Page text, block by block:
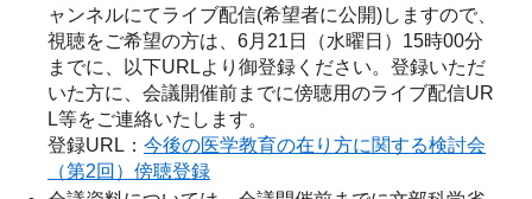
ャンネルにてライブ配信(希望者に公開)しますので、
視聴をご希望の方は、6月21日（水曜日）15時00分
までに、以下URLより御登録ください。登録いただ
いた方に、会議開催前までに傍聴用のライブ配信UR
L等をご連絡いたします。
登録URL： 今後の医学教育の在り方に関する検討会
（第2回）傍聴登録